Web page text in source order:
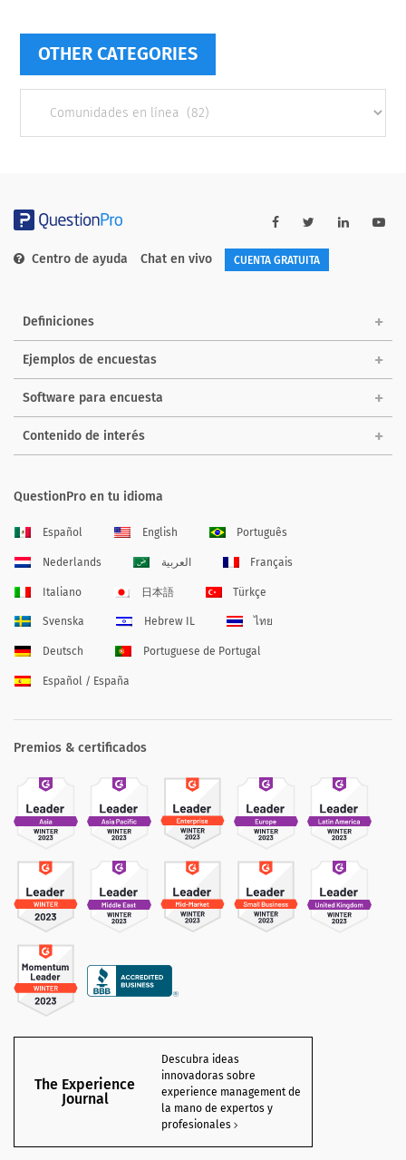
OTHER CATEGORIES
categories
Centro de ayuda Chat en vivo CUENTA GRATUITA
Definiciones
Ejemplos de encuestas
Software para encuesta
Contenido de interés
QuestionPro en tu idioma
Español English Português
Nederlands العربية Français
Italiano 日本語 Türkçe
Svenska Hebrew IL ไทย
Deutsch Portuguese de Portugal
Español / España
Premios & certificados
The Experience
Journal
Descubra ideas
innovadoras sobre
experience management de
la mano de expertos y
profesionales